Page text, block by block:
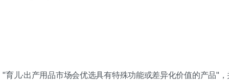
育儿·出产用品市场会优选具有特殊功能或差异化价值的产品"